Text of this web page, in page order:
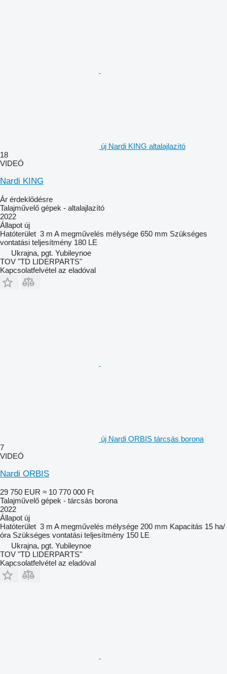
új Nardi KING altalajlazító
18
VIDEÓ
Nardi KING
Ár érdeklődésre
Talajművelő gépek - altalajlazító
2022
Állapot új
Hatóterület 3 m A megművelés mélysége 650 mm Szükséges
vontatási teljesítmény 180 LE
Ukrajna, pgt. Yubileynoe
TOV "TD LIDERPARTS"
Kapcsolatfelvétel az eladóval
új Nardi ORBIS tárcsás borona
7
VIDEÓ
Nardi ORBIS
29 750 EUR ≈ 10 770 000 Ft
Talajművelő gépek - tárcsás borona
2022
Állapot új
Hatóterület 3 m A megművelés mélysége 200 mm Kapacitás 15 ha/
óra Szükséges vontatási teljesítmény 150 LE
Ukrajna, pgt. Yubileynoe
TOV "TD LIDERPARTS"
Kapcsolatfelvétel az eladóval